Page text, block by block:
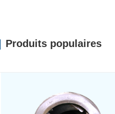
Produits populaires